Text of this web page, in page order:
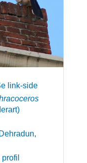
link-side
)